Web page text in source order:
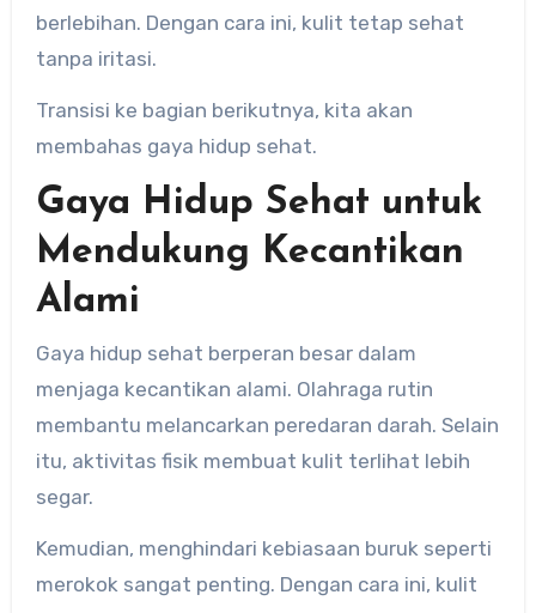
berlebihan. Dengan cara ini, kulit tetap sehat
tanpa iritasi.
Transisi ke bagian berikutnya, kita akan
membahas gaya hidup sehat.
Gaya Hidup Sehat untuk
Mendukung Kecantikan
Alami
Gaya hidup sehat berperan besar dalam
menjaga kecantikan alami. Olahraga rutin
membantu melancarkan peredaran darah. Selain
itu, aktivitas fisik membuat kulit terlihat lebih
segar.
Kemudian, menghindari kebiasaan buruk seperti
merokok sangat penting. Dengan cara ini, kulit